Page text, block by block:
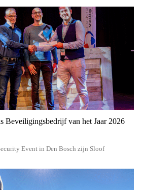
Beveiligingsbedrijf van het Jaar 2026
Event in Den Bosch zijn Sloof